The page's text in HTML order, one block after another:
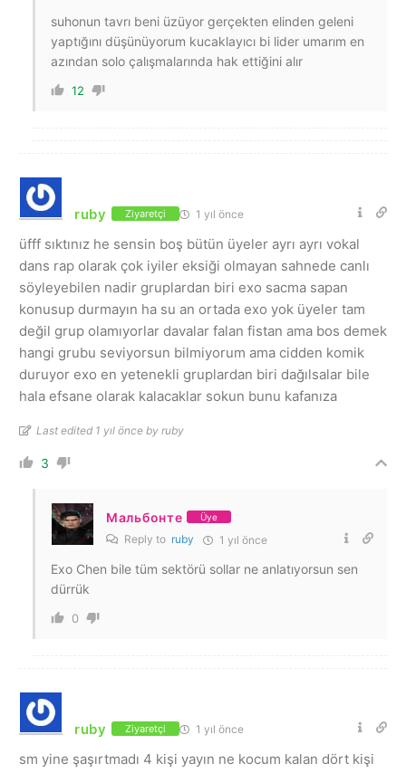
suhonun tavrı beni üzüyor gerçekten elinden geleni
yaptığını düşünüyorum kucaklayıcı bi lider umarım en
azından solo çalışmalarında hak ettiğini alır
12
ruby Ziyaretçi 1 yıl önce
üfff sıktınız he sensin boş bütün üyeler ayrı ayrı vokal
dans rap olarak çok iyiler eksiği olmayan sahnede canlı
söyleyebilen nadir gruplardan biri exo sacma sapan
konusup durmayın ha su an ortada exo yok üyeler tam
değil grup olamıyorlar davalar falan fistan ama bos demek
hangi grubu seviyorsun bilmiyorum ama cidden komik
duruyor exo en yetenekli gruplardan biri dağılsalar bile
hala efsane olarak kalacaklar sokun bunu kafanıza
Last edited 1 yıl önce by ruby
3
Мальбонте Üye
Reply to ruby 1 yıl önce
Exo Chen bile tüm sektörü sollar ne anlatıyorsun sen
dürrük
0
ruby Ziyaretçi 1 yıl önce
sm yine şaşırtmadı 4 kişi yayın ne kocum kalan dört kişi